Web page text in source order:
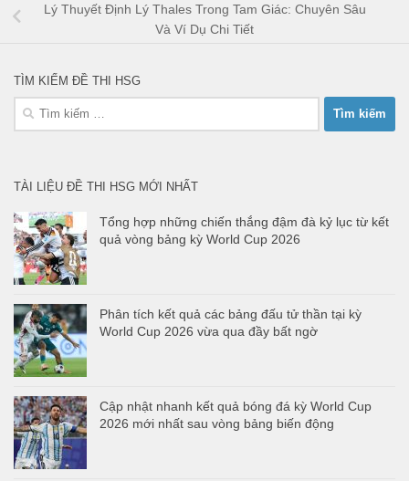
Lý Thuyết Định Lý Thales Trong Tam Giác: Chuyên Sâu
Và Ví Dụ Chi Tiết
TÌM KIẾM ĐỀ THI HSG
Tìm
TÀI LIỆU ĐỀ THI HSG MỚI NHẤT
Tổng hợp những chiến thắng đậm đà kỷ lục từ kết
quả vòng bảng kỳ World Cup 2026
Phân tích kết quả các bảng đấu tử thần tại kỳ
World Cup 2026 vừa qua đầy bất ngờ
Cập nhật nhanh kết quả bóng đá kỳ World Cup
2026 mới nhất sau vòng bảng biến động